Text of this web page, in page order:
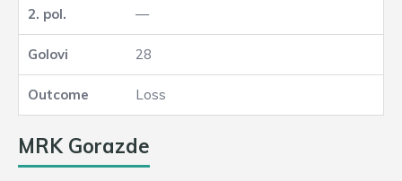
—
28
Loss
MRK Gorazde